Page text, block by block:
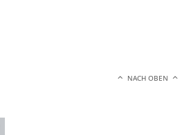
NACH OBEN